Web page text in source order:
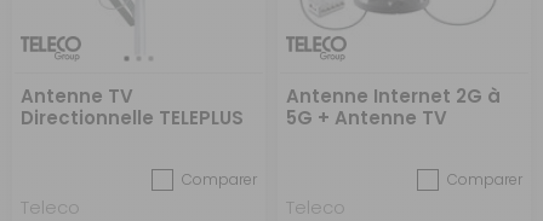
Antenne TV
Directionnelle TELEPLUS
Zamak, câble coaxial
5m
Comparer
Teleco
Antenne Internet 2G à
5G + Antenne TV
Comparer
Teleco